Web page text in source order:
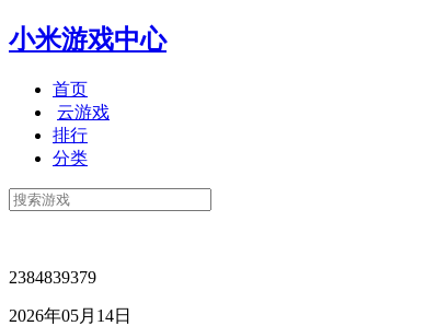
小米游戏中心
首页
云游戏
排行
分类
2384839379
2026年05月14日